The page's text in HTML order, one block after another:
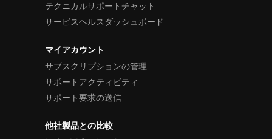
テクニカルサポートチャット
サービスヘルスダッシュボード
マイアカウント
サブスクリプションの管理
サポートアクティビティ
サポート要求の送信
他社製品との比較